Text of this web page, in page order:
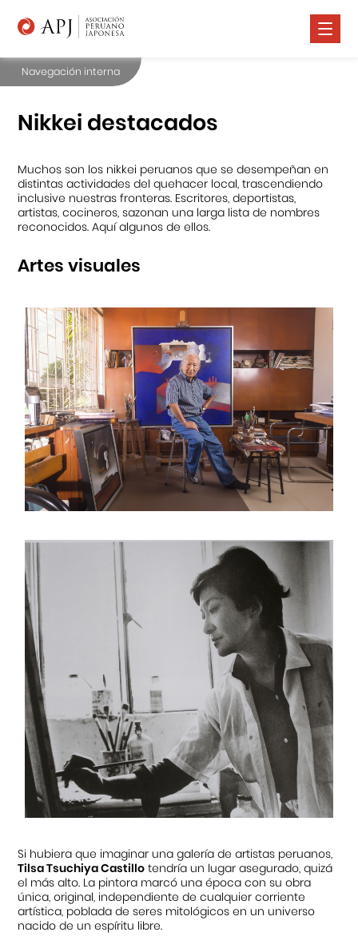
Nosotros
Comunidad Nikkei
Cursos
Salud
Portal APJ
Centro Cultural Peruano Japonés
Cursos
Museo de la Inmigración Japonesa
Fondo Editorial
Teatro Peruano Japonés
Navegación interna
Nikkei destacados
Muchos son los nikkei peruanos que se desempeñan en
distintas actividades del quehacer local, trascendiendo
inclusive nuestras fronteras. Escritores, deportistas,
artistas, cocineros, sazonan una larga lista de nombres
reconocidos. Aquí algunos de ellos.
Artes visuales
Si hubiera que imaginar una galería de artistas peruanos,
Tilsa Tsuchiya Castillo tendría un lugar asegurado, quizá
el más alto. La pintora marcó una época con su obra
única, original, independiente de cualquier corriente
artística, poblada de seres mitológicos en un universo
nacido de un espíritu libre.